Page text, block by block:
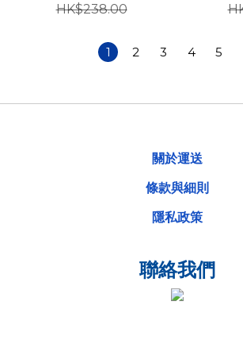
HK$238.00
1 2 3 4 5
關於運送
條款與細則
隱私政策
聯絡我們